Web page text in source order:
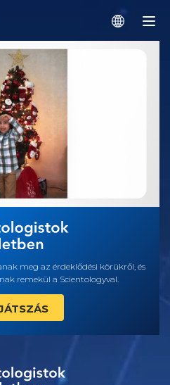
meg az érdeklődési körükről, és
remekül a Scientologyval.